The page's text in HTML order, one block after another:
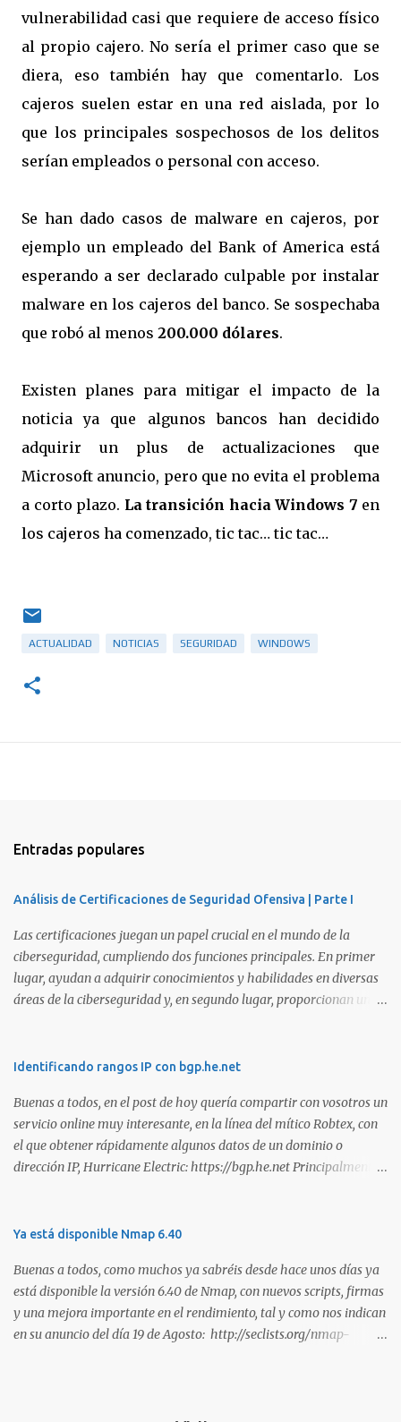
vulnerabilidad casi que requiere de acceso físico
al propio cajero. No sería el primer caso que se
diera, eso también hay que comentarlo. Los
cajeros suelen estar en una red aislada, por lo
que los principales sospechosos de los delitos
serían empleados o personal con acceso.
Se han dado casos de malware en cajeros, por
ejemplo un empleado del Bank of America está
esperando a ser declarado culpable por instalar
malware en los cajeros del banco. Se sospechaba
que robó al menos 200.000 dólares.
Existen planes para mitigar el impacto de la
noticia ya que algunos bancos han decidido
adquirir un plus de actualizaciones que
Microsoft anuncio, pero que no evita el problema
a corto plazo. La transición hacia Windows 7 en
los cajeros ha comenzado, tic tac… tic tac…
ACTUALIDAD NOTICIAS SEGURIDAD WINDOWS
Entradas populares
Análisis de Certificaciones de Seguridad Ofensiva | Parte I
Las certificaciones juegan un papel crucial en el mundo de la
ciberseguridad, cumpliendo dos funciones principales. En primer
lugar, ayudan a adquirir conocimientos y habilidades en diversas
áreas de la ciberseguridad y, en segundo lugar, proporcionan una
certificaciones existentes hoy en día, elegir la adecuada puede
certificaciones que consideramos como opciones sólidas para
aquellos que desean especializarse en el área de la seguridad
ofensiva. Todas ellas son totalmente prácticas y su examen simula
un escenario real en el que se deben comprometer diversos activos,
La primera certificación de la lista es el eJPT (Junior Penetration
Identificando rangos IP con bgp.he.net
Buenas a todos, en el post de hoy quería compartir con vosotros un
servicio online muy interesante, en la línea del mítico Robtex, con
el que obtener rápidamente algunos datos de un dominio o
dirección IP, Hurricane Electric: https://bgp.he.net Principalmente
durante la estimación de un test de intrusión. A continuación os
interesante utilidad para tener en los marcadores de nuestro
navegador. Saludos!
Ya está disponible Nmap 6.40
Buenas a todos, como muchos ya sabréis desde hace unos días ya
está disponible la versión 6.40 de Nmap, con nuevos scripts, firmas
y una mejora importante en el rendimiento, tal y como nos indican
en su anuncio del día 19 de Agosto: http://seclists.org/nmap-